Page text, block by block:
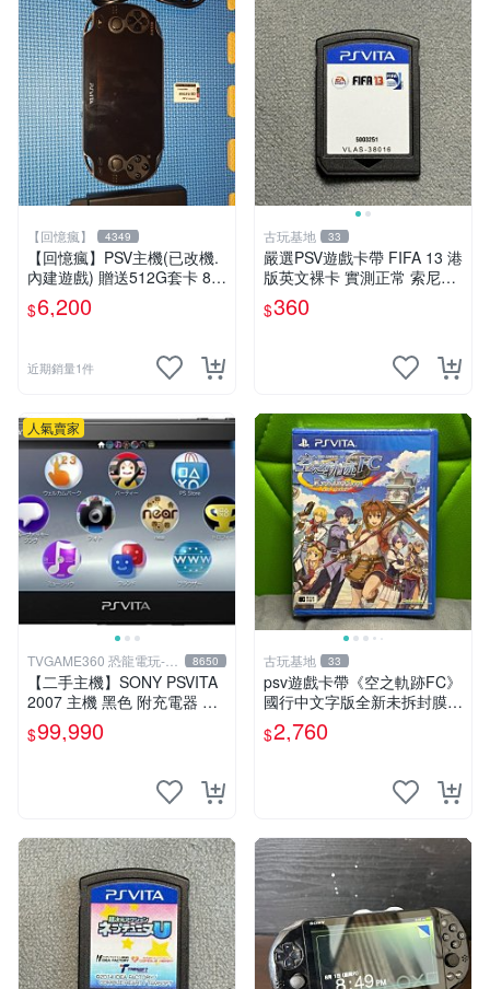
【回憶瘋】 4349
【回憶瘋】PSV主機(已改機.
內建遊戲) 贈送512G套卡 8成
5新 1000型
$6,200
近期銷量1件
古玩基地 33
嚴選PSV遊戲卡帶 FIFA 13 港
版英文裸卡 實測正常 索尼專
用 不支持其他機器 買二送優
惠 FIFA 13 psv 港版 卡帶
$360
人氣賣家
TVGAME360 恐龍電玩-台
中店
8650
【二手主機】SONY PSVITA
2007 主機 黑色 附充電器 US
B傳輸線 PS VITA PSV【台中
恐龍電玩】
$99,990
古玩基地 33
psv遊戲卡帶《空之軌跡FC》
國行中文字版全新未拆封膜有
輕微使用痕跡嚴選推薦適合收
藏 歲月痕跡 二手 psv 游戲卡
$2,760